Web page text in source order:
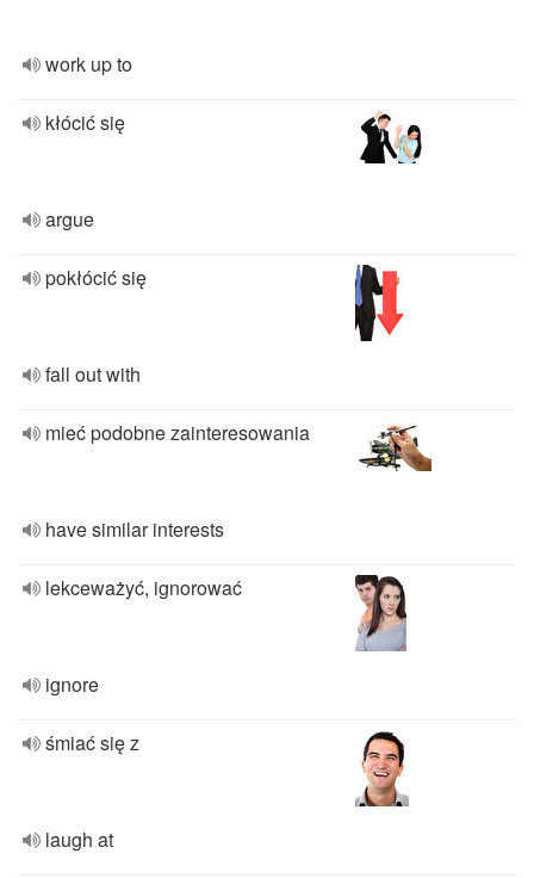
work up to
kłócić się
argue
pokłócić się
fall out with
mieć podobne zainteresowania
have similar interests
lekceważyć, ignorować
ignore
śmiać się z
laugh at